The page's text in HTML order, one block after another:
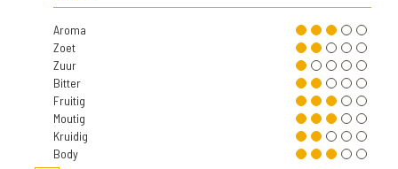
Aroma
Zoet
Zuur
Bitter
Fruitig
Moutig
Kruidig
Body